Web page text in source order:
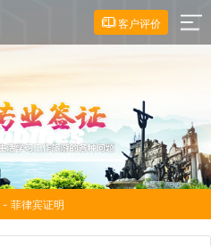
客户评价
- 菲律宾证明